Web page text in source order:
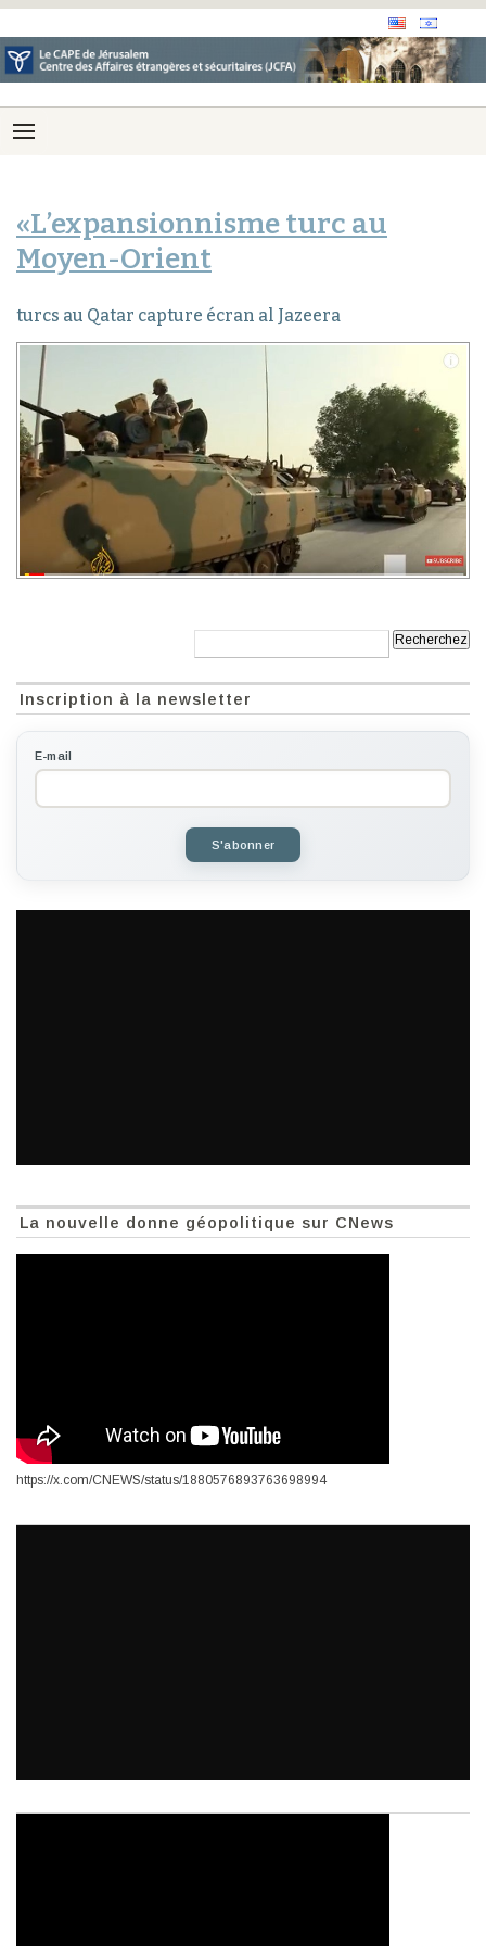
«L’expansionnisme turc au
Moyen-Orient
turcs au Qatar capture écran al Jazeera
Recherche:
Inscription à la newsletter
E-mail
S'abonner
La nouvelle donne géopolitique sur CNews
https://x.com/CNEWS/status/1880576893763698994